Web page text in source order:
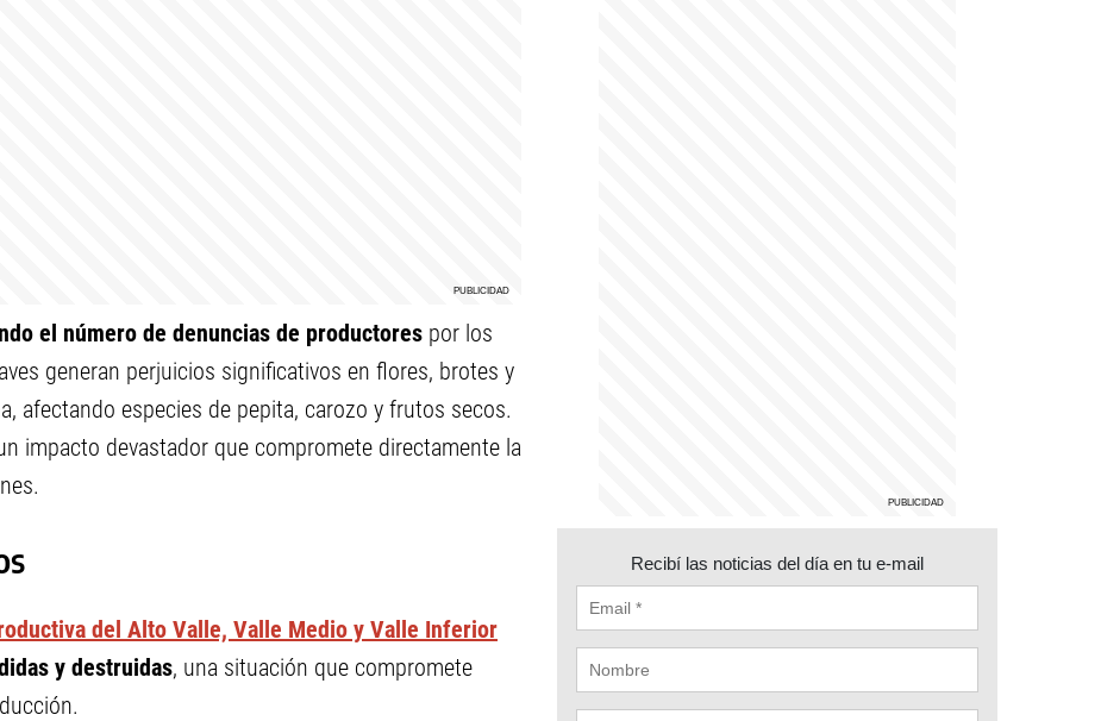
el número de denuncias de productores por los
generan perjuicios significativos en flores, brotes y
afectando especies de pepita, carozo y frutos secos.
impacto devastador que compromete directamente la
del Alto Valle, Valle Medio y Valle Inferior
y destruidas, una situación que compromete
Recibí las noticias del día en tu e-mail